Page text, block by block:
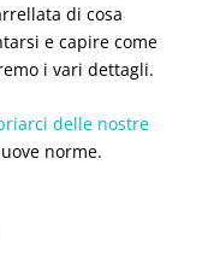
di cosa
e capire come
i vari dettagli.
delle nostre
norme.